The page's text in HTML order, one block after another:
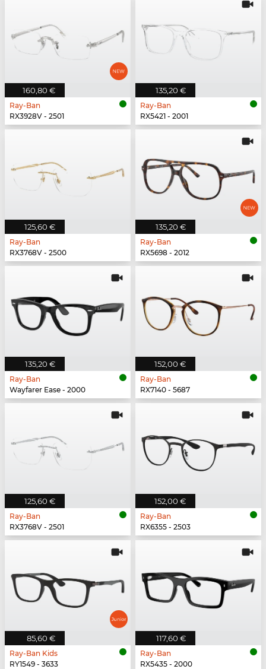
160,80 €
Ray-Ban
RX3928V - 2501
135,20 €
Ray-Ban
RX5421 - 2001
125,60 €
Ray-Ban
RX3768V - 2500
135,20 €
Ray-Ban
RX5698 - 2012
135,20 €
Ray-Ban
Wayfarer Ease - 2000
152,00 €
Ray-Ban
RX7140 - 5687
125,60 €
Ray-Ban
RX3768V - 2501
152,00 €
Ray-Ban
RX6355 - 2503
85,60 €
Ray-Ban Kids
RY1549 - 3633
117,60 €
Ray-Ban
RX5435 - 2000